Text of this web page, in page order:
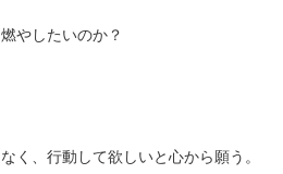
やしたいのか？
く、行動して欲しいと心から願う。